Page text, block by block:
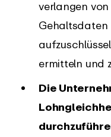
verlangen
Gehaltsdaten
ermitteln und
Die